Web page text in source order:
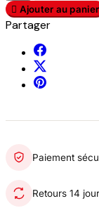
 Ajouter au panier
Partager
Paiement
Retours 14